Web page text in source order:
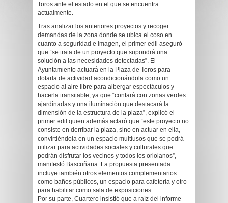
Toros ante el estado en el que se encuentra
actualmente.
Tras analizar los anteriores proyectos y recoger
demandas de la zona donde se ubica el coso en
cuanto a seguridad e imagen, el primer edil aseguró
que “se trata de un proyecto que supondrá una
solución a las necesidades detectadas”. El
Ayuntamiento actuará en la Plaza de Toros para
dotarla de actividad acondicionándola como un
espacio al aire libre para albergar espectáculos y
hacerla transitable, ya que “contará con zonas verdes
ajardinadas y una iluminación que destacará la
dimensión de la estructura de la plaza”, explicó el
primer edil quien además aclaró que “este proyecto no
consiste en derribar la plaza, sino en actuar en ella,
convirtiéndola en un espacio multiusos que se podrá
utilizar para actividades sociales y culturales que
podrán disfrutar los vecinos y todos los oriolanos”,
manifestó Bascuñana. La propuesta presentada
incluye también otros elementos complementarios
como baños públicos, un espacio para cafetería y otro
para habilitar como sala de exposiciones.
Por su parte, Cuartero insistió que a raíz del informe